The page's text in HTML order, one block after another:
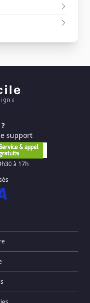
support
à 17h